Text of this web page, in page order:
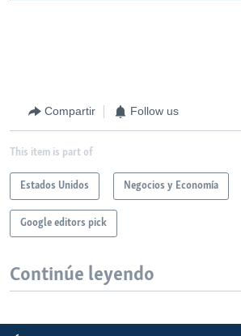
Compartir Follow us
This item is part of
Estados Unidos Negocios y Economía
Google editors pick
Continúe leyendo